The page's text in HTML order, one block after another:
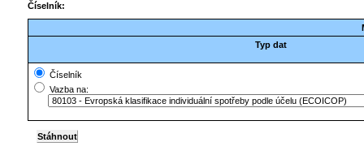
Číselník:
Typ dat
Číselník
Vazba na: